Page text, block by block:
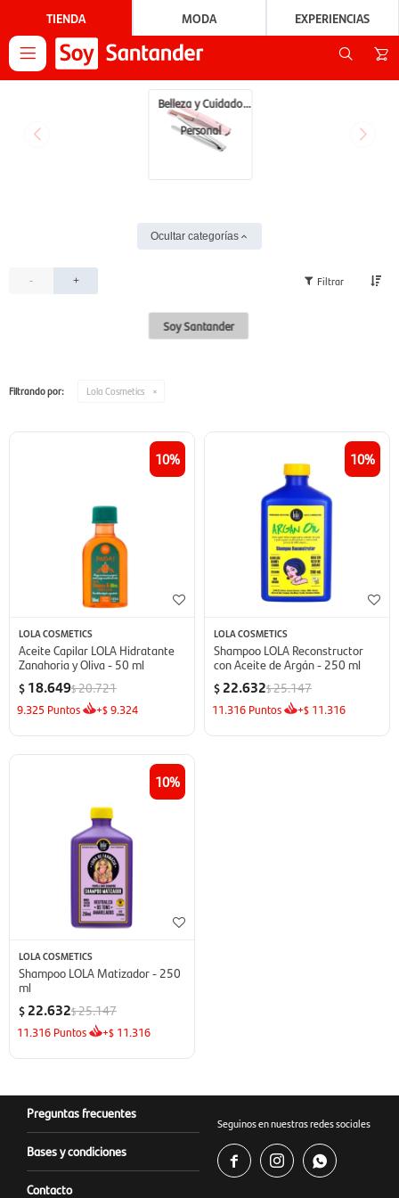
TIENDA MODA EXPERIENCIAS

Belleza y Cuidado
Personal
Ocultar categorías
- +
Soy Santander
Filtrando por: Lola Cosmetics
10
LOLA COSMETICS
Aceite Capilar LOLA Hidratante
Zanahoria y Oliva - 50 ml
$ 18.649$20.721
9.325 Puntos +$9.324
10
LOLA COSMETICS
Shampoo LOLA Reconstructor
con Aceite de Argán - 250 ml
$ 22.632$25.147
11.316 Puntos +$ 11.316
10
LOLA COSMETICS
Shampoo LOLA Matizador - 250
ml
$ 22.632$25.147
11.316 Puntos +$ 11.316
Preguntas frecuentes
Bases y condiciones
Contacto
Seguinos en nuestras redes sociales
  